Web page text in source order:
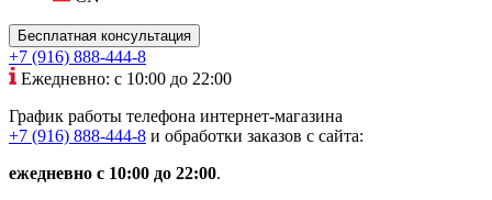
Бесплатная консультация
+7 (916) 888-444-8
Ежедневно: с 10:00 до 22:00
График работы телефона интернет-магазина
+7 (916) 888-444-8 и обработки заказов с сайта:
ежедневно с 10:00 до 22:00.